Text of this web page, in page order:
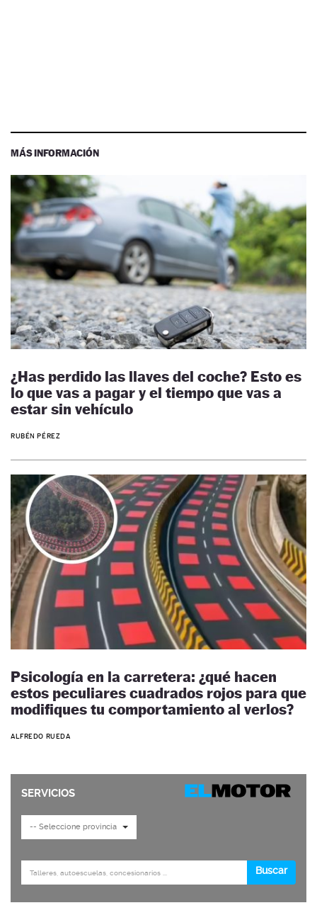
MÁS INFORMACIÓN
¿Has perdido las llaves del coche? Esto es
lo que vas a pagar y el tiempo que vas a
estar sin vehículo
RUBÉN PÉREZ
Psicología en la carretera: ¿qué hacen
estos peculiares cuadrados rojos para que
modifiques tu comportamiento al verlos?
ALFREDO RUEDA